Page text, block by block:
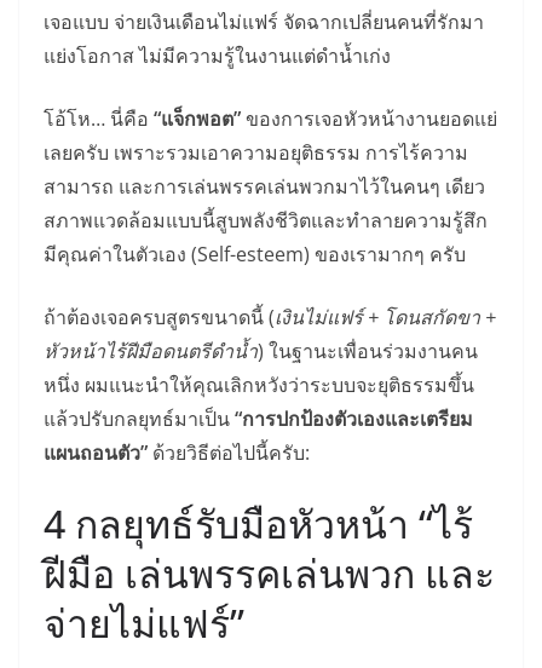
เจอแบบ จ่ายเงินเดือนไม่แฟร์ จัดฉากเปลี่ยนคนที่รักมา
แย่งโอกาส ไม่มีความรู้ในงานแต่ดำน้ำเก่ง
โอ้โห… นี่คือ “แจ็กพอต”ของการเจอหัวหน้างานยอดแย่
เลยครับ เพราะรวมเอาความอยุติธรรม การไร้ความ
สามารถ และการเล่นพรรคเล่นพวกมาไว้ในคนๆ เดียว
สภาพแวดล้อมแบบนี้สูบพลังชีวิตและทำลายความรู้สึก
มีคุณค่าในตัวเอง (Self-esteem) ของเรามากๆ ครับ
ถ้าต้องเจอครบสูตรขนาดนี้ (เงินไม่แฟร์ + โดนสกัดขา +
หัวหน้าไร้ฝีมือดนตรีดำน้ำ) ในฐานะเพื่อนร่วมงานคน
หนึ่ง ผมแนะนำให้คุณเลิกหวังว่าระบบจะยุติธรรมขึ้น
แล้วปรับกลยุทธ์มาเป็น“การปกป้องตัวเองและเตรียม
แผนถอนตัว” ด้วยวิธีต่อไปนี้ครับ:
4 กลยุทธ์รับมือหัวหน้า “ไร้
ฝีมือ เล่นพรรคเล่นพวก และ
จ่ายไม่แฟร์”